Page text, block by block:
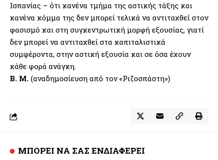
Ισπανίας – ότι κανένα τμήμα της αστικής τάξης και
κανένα κόμμα της δεν μπορεί τελικά να αντιταχθεί στον
φασισμό και στη συγκεντρωτική μορφή εξουσίας, γιατί
δεν μπορεί να αντιταχθεί στα καπιταλιστικά
συμφέροντα, στην αστική εξουσία και σε όσα έχουν
κάθε φορά ανάγκη.
Β. Μ. (αναδημοσίευση από τον «Ριζοσπάστη»)
ΜΠΟΡΕΙ ΝΑ ΣΑΣ ΕΝΔΙΑΦΕΡΕΙ